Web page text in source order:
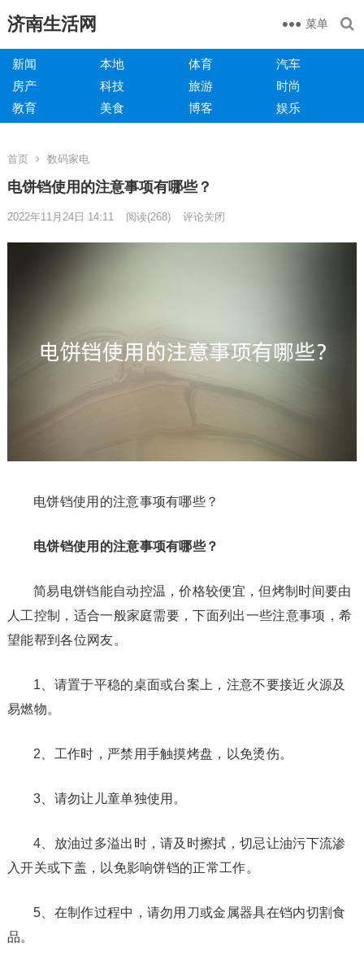
济南生活网 菜单
新闻 本地 体育
汽车
房产
科技 旅游
时尚
教育
美食 博客 娱乐
首页 数码家电
电饼铛使用的注意事项有哪些？
2022年11月24日 14:11 阅读(268) 评论关闭
电饼铛使用的注意事项有哪些？
电饼铛使用的注意事项有哪些？
简易电饼铛能自动控温，价格较便宜，但烤制时间要由
人工控制，适合一般家庭需要，下面列出一些注意事项，希
望能帮到各位网友。
1、请置于平稳的桌面或台案上，注意不要接近火源及
易燃物。
2、工作时，严禁用手触摸烤盘，以免烫伤。
3、请勿让儿童单独使用。
4、放油过多溢出时，请及时擦拭，切忌让油污下流渗
入开关或下盖，以免影响饼铛的正常工作。
5、在制作过程中，请勿用刀或金属器具在铛内切割食
品。